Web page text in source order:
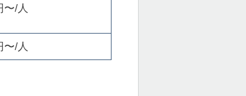
〜/人
〜/人